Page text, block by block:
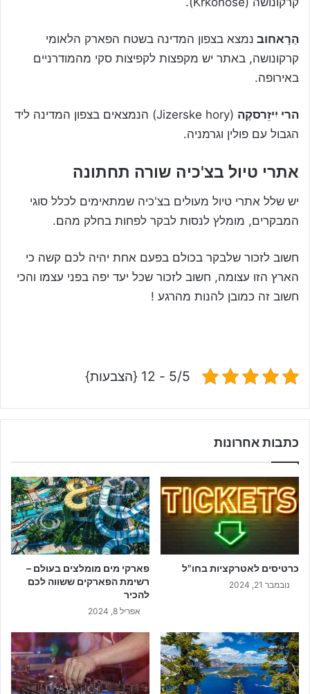
הַרָאחוב נמצא בצפון המדינה בשטח הפארק הלאומי
קרקונושה, באתר יש מקפצות לקפיצות סקי מהמודרניים
באירופה.
הרי יִיזֵרסקֶה
(Jizerske hory) הנמצאים בצפון המדינה ליד
הגבול עם פולין וגרמניה.
אתרי טיול בצ'כיה שורה תחתונה
יש שלל אתרי טיול מעולים בצ'כיה שמתאימים לכלל סוגי
המבקרים, מומלץ לנסות לבקר לפחות בחלק מהם.
חשוב לזכור שלבקר בכולם בפעם אחת יהיה לכם קשה כי
הארץ הזו עצומה, חשוב לזכור שכל יעד יפה בפני עצמו והכי
חשוב זה כמובן להנות מהרגע !
5/5 - 12 {הצבעות}
כתבות אחרונות
כרטיסים לאטרקציות בחו"ל
נובמבר 21, 2024
פארקי מים מומלצים בעולם –
רשימת הפארקים ששווה לכם
להכיר
אפריל 8, 2024